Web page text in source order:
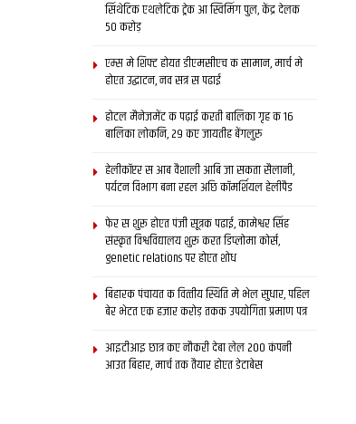
सिंथेटिक एथलेटिक ट्रेक आ स्विमिंग पुल, केंद्र देलक
50 करोड़
एम्स मे शिफ्ट होयत डीएमसीएच क सामान, मार्च मे
होएत उद्घाटन, नव सत्र स पढाई
होटल मैनेजमेंट क पढ़ाई करती बालिका गृह क 16
बालिका लोकनि, 29 कए जायतीह बेंगलुरु
हेलीकॉप्टर स आब वैशाली आबि जा सकता सैलानी,
पर्यटन विभाग बना रहल अछि कॉमर्शियल हेलीपैड
फेर स शुरू होएत पंजी सूत्रक पढाई, कामेश्वर सिंह
संस्कृत विश्वविद्यालय शुरू करत डिप्लोमा कोर्स,
genetic relations पर होएत शोध
बिहारक पंचायत क वित्‍तीय स्थिति मे भेल सुधार, पहिल
बेर भेटत एक हजार करोड़ तकक उपयोगिता प्रमाण पत्र
आइटीआइ छात्र कए नौकरी देबा लेल 200 कंपनी
आउत बिहार, मार्च तक तैयार होएत डेटाबेस